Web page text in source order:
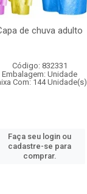
de chuva adulto
Código: 832331
Embalagem: Unidade
Com: 144 Unidade(s)
Faça seu login ou
cadastre-se para
comprar.